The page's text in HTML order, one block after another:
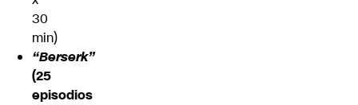
30
min)
“Berserk”
(25
episodios